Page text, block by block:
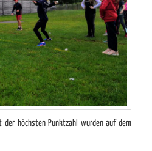
der höchsten Punktzahl wurden auf dem